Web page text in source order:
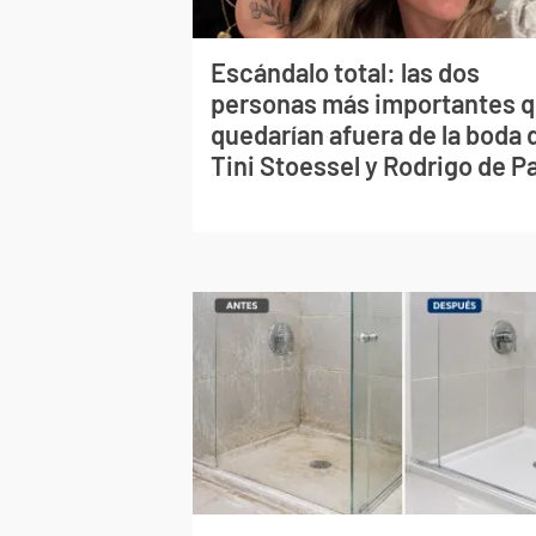
Escándalo total: las dos
personas más importantes
quedarían afuera de la boda
Tini Stoessel y Rodrigo de